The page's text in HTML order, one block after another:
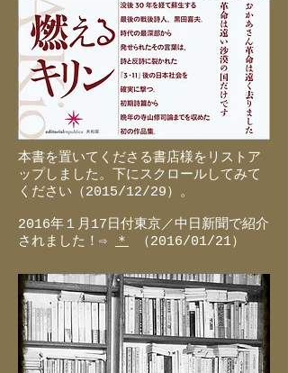
本書を置いてくださる書店様をリストア
ップしました。下にスクロールしてみて
ください（2015/12/29）。
2016年１月17日付東京／中日新聞で紹介
されました！⇨
＊ （2016/01/21）